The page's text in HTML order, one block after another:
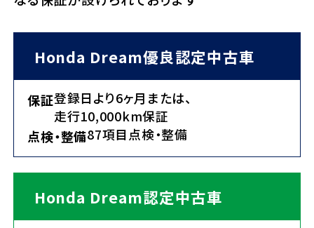
Honda Dream優良認定中古車
保証登録日より6ヶ月または、
走行10,000km保証
点検・整備87項目点検・整備
Honda Dream認定中古車